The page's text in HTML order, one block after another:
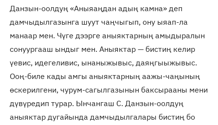
Данзын-оолдуң «Аныяаңдан адың камна» деп
дамчыдылгазынга шуут чаңчыгып, ону ыяап-ла
манаар мен. Чүге дээрге аныяктарның амыдыралын
сонуургааш ындыг мен. Аныяктар — бистиң келир
үевис, идегеливис, ынаныжывыс, даяңгыыжывыс.
Ооң-биле кады амгы аныяктарның аажы-чаңының
өскерилгени, чурум-сагылгазынын баксырааны мени
дүвүредип турар. Ынчангаш С. Данзын-оолдуң
аныяктар дугайында дамчыдылгалары бистиң бо